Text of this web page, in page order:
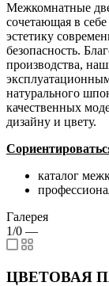
Межкомнатные
сочетающая в
эстетику
безопасность.
производства,
натурального
качественных
дизайну и цвету.
каталог
Галерея
1/0 —
ЦВЕТОВАЯ